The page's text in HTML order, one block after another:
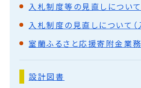
設計図書